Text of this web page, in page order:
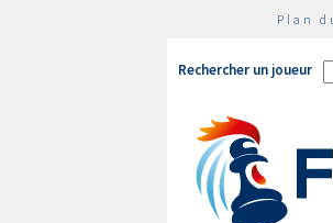
Plan
Rechercher un joueur